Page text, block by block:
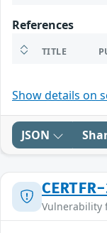
References
TITLE
Show details on
JSON
Vulnerability